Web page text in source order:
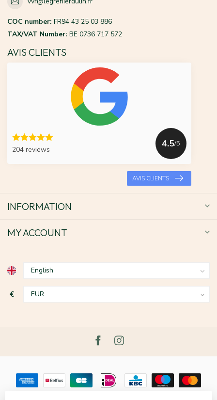
COC number: FR94 43 25 03 886
TAX/VAT Number: BE 0736 717 572
AVIS CLIENTS
204 reviews
4.5/5
AVIS CLIENTS
INFORMATION
MY ACCOUNT
€